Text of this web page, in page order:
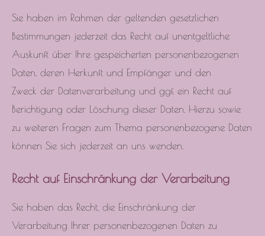
Sie haben im Rahmen der geltenden gesetzlichen
Bestimmungen jederzeit das Recht auf unentgeltliche
Auskunft über Ihre gespeicherten personenbezogenen
Daten, deren Herkunft und Empfänger und den
Zweck der Datenverarbeitung und ggf. ein Recht auf
Berichtigung oder Löschung dieser Daten. Hierzu sowie
zu weiteren Fragen zum Thema personenbezogene Daten
können Sie sich jederzeit an uns wenden.
Recht auf Einschränkung der Verarbeitung
Sie haben das Recht, die Einschränkung der
Verarbeitung Ihrer personenbezogenen Daten zu